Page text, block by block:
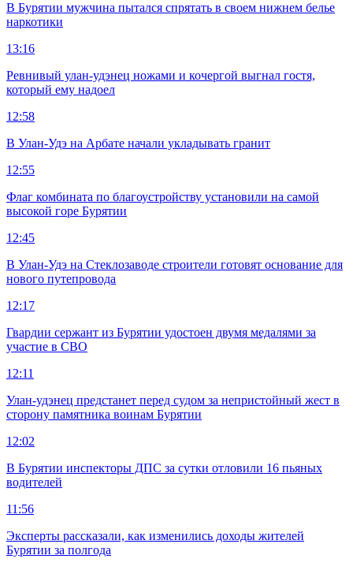
В Бурятии мужчина пытался спрятать в своем нижнем белье
наркотики
13:16
Ревнивый улан-удэнец ножами и кочергой выгнал гостя,
который ему надоел
12:58
В Улан-Удэ на Арбате начали укладывать гранит
12:55
Флаг комбината по благоустройству установили на самой
высокой горе Бурятии
12:45
В Улан-Удэ на Стеклозаводе строители готовят основание для
нового путепровода
12:17
Гвардии сержант из Бурятии удостоен двумя медалями за
участие в СВО
12:11
Улан-удэнец предстанет перед судом за непристойный жест в
сторону памятника воинам Бурятии
12:02
В Бурятии инспекторы ДПС за сутки отловили 16 пьяных
водителей
11:56
Эксперты рассказали, как изменились доходы жителей
Бурятии за полгода